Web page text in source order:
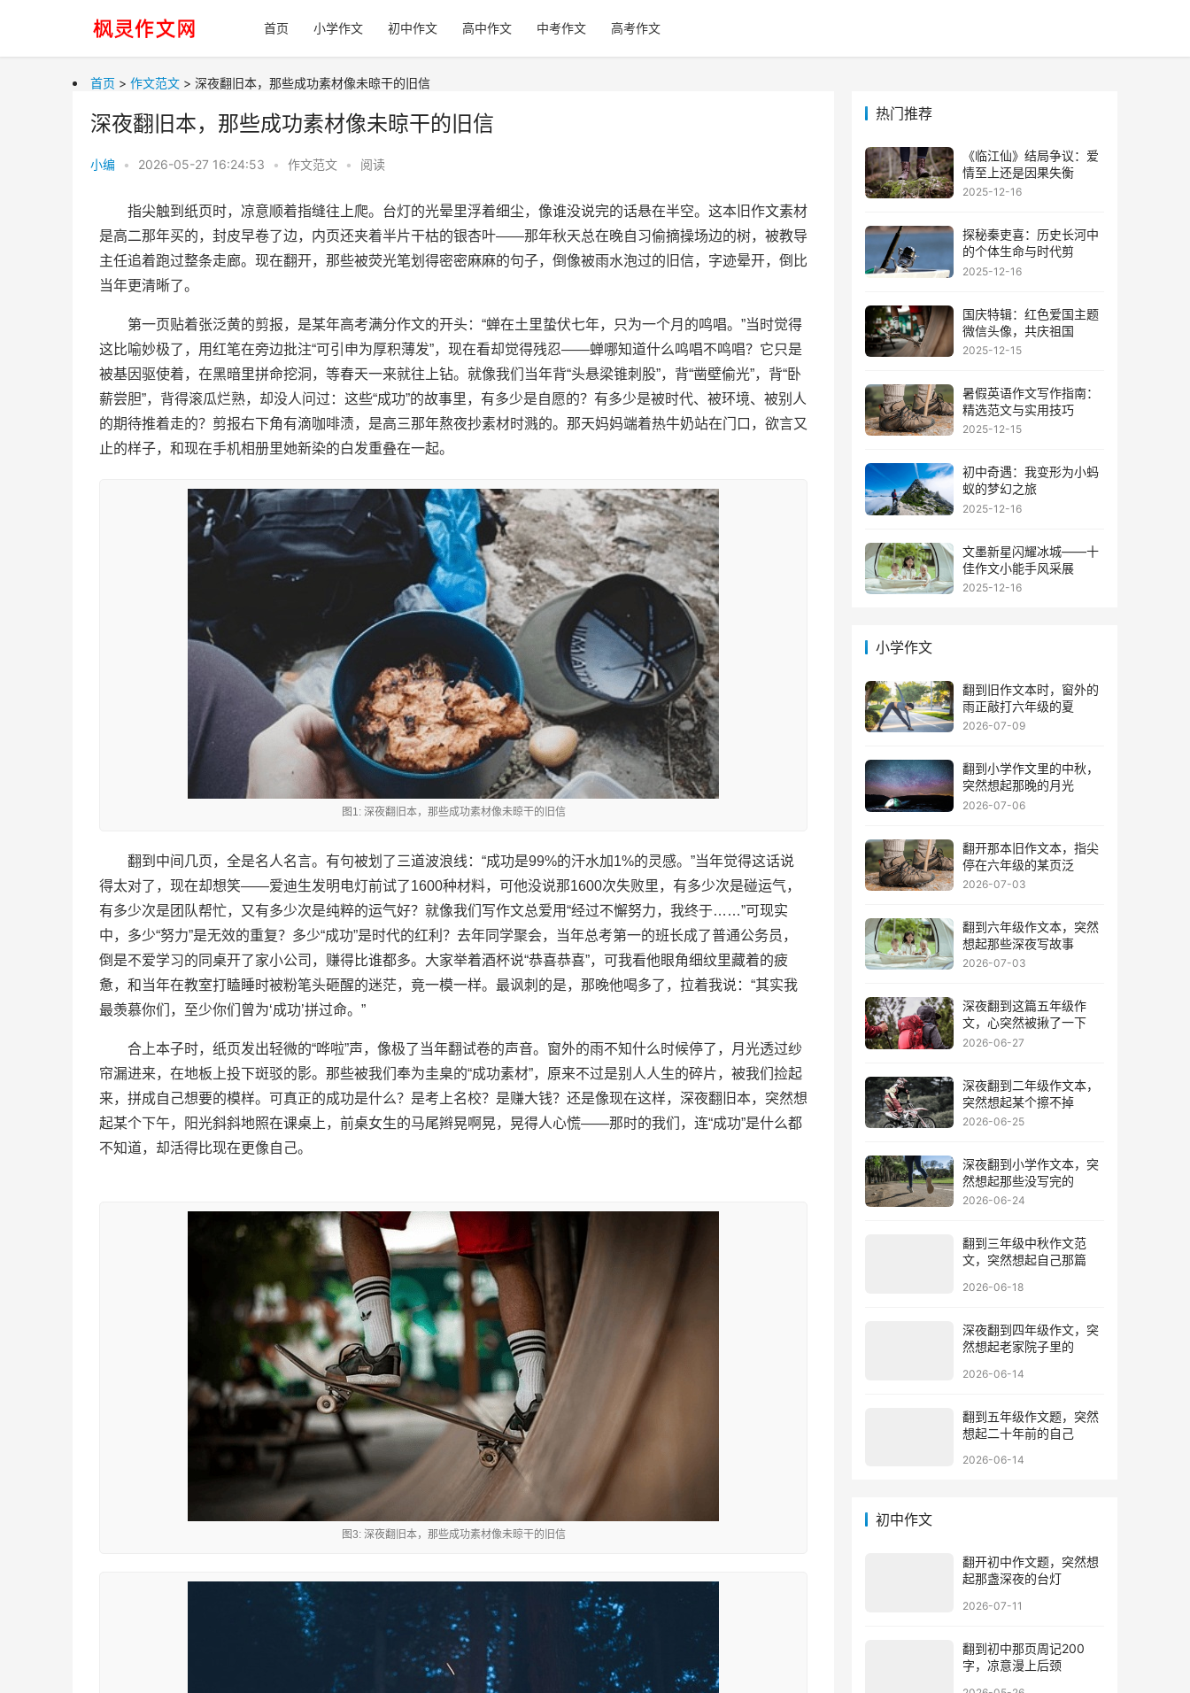
首页 小学作文 初中作文 高中作文 中考作文 高考作文
首页 > 作文范文 > 深夜翻旧本，那些成功素材像未晾干的旧信
深夜翻旧本，那些成功素材像未晾干的旧信
小编 • 2026-05-27 16:24:53 • 作文范文 • 阅读
指尖触到纸页时，凉意顺着指缝往上爬。台灯的光晕里浮着细尘，像谁没说完的话悬在半空。这本旧作文素材
是高二那年买的，封皮早卷了边，内页还夹着半片干枯的银杏叶——那年秋天总在晚自习偷摘操场边的树，被教导
主任追着跑过整条走廊。现在翻开，那些被荧光笔划得密密麻麻的句子，倒像被雨水泡过的旧信，字迹晕开，倒比
当年更清晰了。
第一页贴着张泛黄的剪报，是某年高考满分作文的开头：“蝉在土里蛰伏七年，只为一个月的鸣唱。”当时觉得
这比喻妙极了，用红笔在旁边批注“可引申为厚积薄发”，现在看却觉得残忍——蝉哪知道什么鸣唱不鸣唱？它只是
被基因驱使着，在黑暗里拼命挖洞，等春天一来就往上钻。就像我们当年背“头悬梁锥刺股”，背“凿壁偷光”，背“卧
薪尝胆”，背得滚瓜烂熟，却没人问过：这些“成功”的故事里，有多少是自愿的？有多少是被时代、被环境、被别人
的期待推着走的？剪报右下角有滴咖啡渍，是高三那年熬夜抄素材时溅的。那天妈妈端着热牛奶站在门口，欲言又
止的样子，和现在手机相册里她新染的白发重叠在一起。
图1: 深夜翻旧本，那些成功素材像未晾干的旧信
翻到中间几页，全是名人名言。有句被划了三道波浪线：“成功是99%的汗水加1%的灵感。”当年觉得这话说
得太对了，现在却想笑——爱迪生发明电灯前试了1600种材料，可他没说那1600次失败里，有多少次是碰运气，
有多少次是团队帮忙，又有多少次是纯粹的运气好？就像我们写作文总爱用“经过不懈努力，我终于……”可现实
中，多少“努力”是无效的重复？多少“成功”是时代的红利？去年同学聚会，当年总考第一的班长成了普通公务员，
倒是不爱学习的同桌开了家小公司，赚得比谁都多。大家举着酒杯说“恭喜恭喜”，可我看他眼角细纹里藏着的疲
惫，和当年在教室打瞌睡时被粉笔头砸醒的迷茫，竟一模一样。最讽刺的是，那晚他喝多了，拉着我说：“其实我
最羡慕你们，至少你们曾为‘成功’拼过命。”
合上本子时，纸页发出轻微的“哗啦”声，像极了当年翻试卷的声音。窗外的雨不知什么时候停了，月光透过纱
帘漏进来，在地板上投下斑驳的影。那些被我们奉为圭臬的“成功素材”，原来不过是别人人生的碎片，被我们捡起
来，拼成自己想要的模样。可真正的成功是什么？是考上名校？是赚大钱？还是像现在这样，深夜翻旧本，突然想
起某个下午，阳光斜斜地照在课桌上，前桌女生的马尾辫晃啊晃，晃得人心慌——那时的我们，连“成功”是什么都
不知道，却活得比现在更像自己。
图3: 深夜翻旧本，那些成功素材像未晾干的旧信
热门推荐
《临江仙》结局争议：爱
情至上还是因果失衡
2025-12-16
探秘秦吏喜：历史长河中
的个体生命与时代剪
2025-12-16
国庆特辑：红色爱国主题
微信头像，共庆祖国
2025-12-15
暑假英语作文写作指南：
精选范文与实用技巧
2025-12-15
初中奇遇：我变形为小蚂
蚁的梦幻之旅
2025-12-16
文墨新星闪耀冰城——十
佳作文小能手风采展
2025-12-16
小学作文
翻到旧作文本时，窗外的
雨正敲打六年级的夏
2026-07-09
翻到小学作文里的中秋，
突然想起那晚的月光
2026-07-06
翻开那本旧作文本，指尖
停在六年级的某页泛
2026-07-03
翻到六年级作文本，突然
想起那些深夜写故事
2026-07-03
深夜翻到这篇五年级作
文，心突然被揪了一下
2026-06-27
深夜翻到二年级作文本，
突然想起某个擦不掉
2026-06-25
深夜翻到小学作文本，突
然想起那些没写完的
2026-06-24
翻到三年级中秋作文范
文，突然想起自己那篇
2026-06-18
深夜翻到四年级作文，突
然想起老家院子里的
2026-06-14
翻到五年级作文题，突然
想起二十年前的自己
2026-06-14
初中作文
翻开初中作文题，突然想
起那盏深夜的台灯
2026-07-11
翻到初中那页周记200
字，凉意漫上后颈